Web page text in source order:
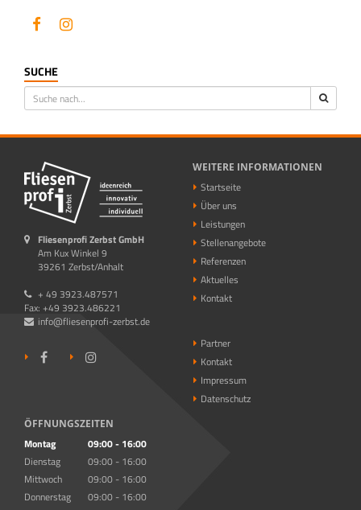
SUCHE
Fliesenprofi Zerbst GmbH
Am Kux Winkel 9
39261 Zerbst/Anhalt
+ 49 3923.487571
Fax: +49 3923.486221
info@fliesenprofi-zerbst.de
WEITERE INFORMATIONEN
Startseite
Über uns
Leistungen
Stellenangebote
Referenzen
Aktuelles
Kontakt
Partner
Kontakt
Impressum
Datenschutz
ÖFFNUNGSZEITEN
Montag
09:00 - 16:00
Dienstag
09:00 - 16:00
Mittwoch
09:00 - 16:00
Donnerstag
09:00 - 16:00